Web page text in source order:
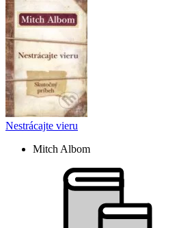
Nestrácajte vieru
Mitch Albom